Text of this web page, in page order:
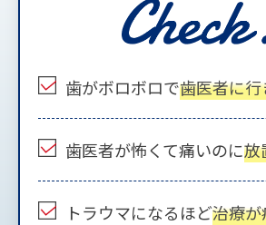
歯がボロボロで歯医者に
歯医者が怖くて痛いのに放
トラウマになるほど治療